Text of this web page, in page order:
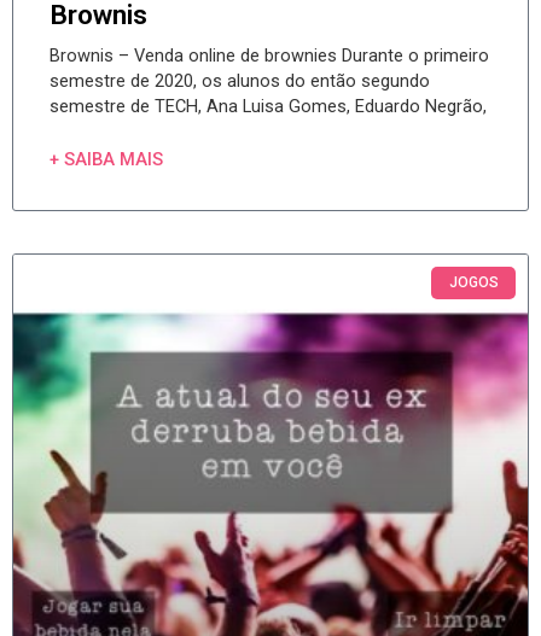
Brownis
Brownis – Venda online de brownies Durante o primeiro
semestre de 2020, os alunos do então segundo
semestre de TECH, Ana Luisa Gomes, Eduardo Negrão,
+ SAIBA MAIS
JOGOS